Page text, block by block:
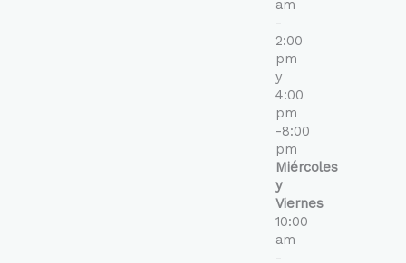
am
-
2:00
pm
y
4:00
pm
-8:00
pm
Miércoles
y
Viernes
10:00
am
-